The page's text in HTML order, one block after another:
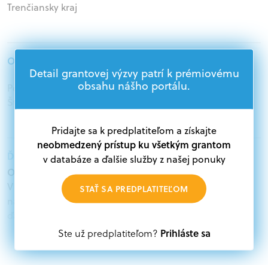
Trenčiansky kraj
Oprávnení žiadatelia:
Podnikatelia, Mimovládne organizácie, Samospráva,
Ďalšie informácie:
Oprávnení žiadatelia:
V databáze grantov a dotácií na portáli Grantexpert.sk
nájdete aktuálne výzvy z eurofondov, plánu obnovy a
Oprávnení partneri:
Akákoľvek právnická osoba, t. j. verejný alebo súkromný
Detail grantovej výzvy patrí k prémiovému
obsahu nášho portálu.
Pridajte sa k predplatiteľom a získajte
neobmedzený prístup ku všetkým grantom
v databáze a ďalšie služby z našej ponuky
STAŤ SA PREDPLATITEĽOM
Ste už predplatiteľom? Prihláste sa